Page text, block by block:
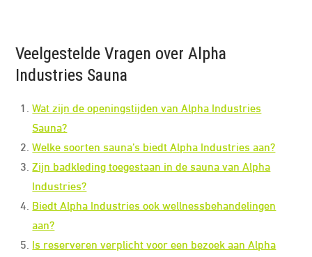
Veelgestelde Vragen over Alpha
Industries Sauna
Wat zijn de openingstijden van Alpha Industries
Sauna?
Welke soorten sauna’s biedt Alpha Industries aan?
Zijn badkleding toegestaan in de sauna van Alpha
Industries?
Biedt Alpha Industries ook wellnessbehandelingen
aan?
Is reserveren verplicht voor een bezoek aan Alpha